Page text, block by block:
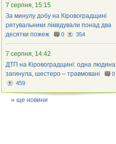
7 серпня, 15:15
За минулу добу на Кіровоградщині
рятувальники ліквідували понад два
десятки пожеж
0 354
7 серпня, 14:42
ДТП на Кіровоградщині: одна людина
загинула, шестеро – травмовані
0
459
ще новини